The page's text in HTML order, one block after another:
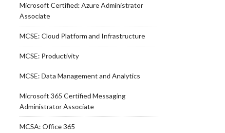
Microsoft Certified: Azure Administrator
Associate
MCSE: Cloud Platform and Infrastructure
MCSE: Productivity
MCSE: Data Management and Analytics
Microsoft 365 Certified Messaging
Administrator Associate
MCSA: Office 365